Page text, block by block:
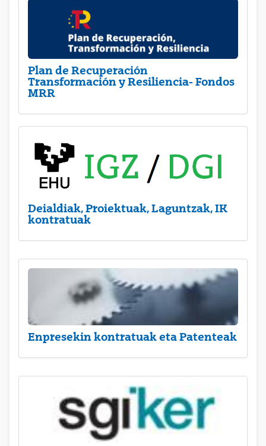
Plan de Recuperación
Transformación y Resiliencia- Fondos
MRR
Deialdiak, Proiektuak, Laguntzak, IK
kontratuak
Enpresekin kontratuak eta Patenteak